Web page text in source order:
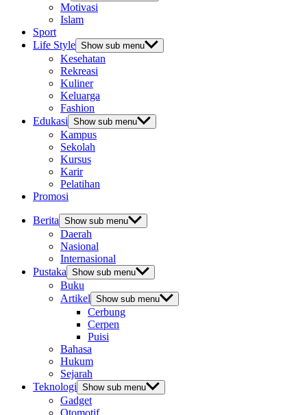
Motivasi
Islam
Sport
Life Style Show sub menu
Kesehatan
Rekreasi
Kuliner
Keluarga
Fashion
Edukasi Show sub menu
Kampus
Sekolah
Kursus
Karir
Pelatihan
Promosi
Berita Show sub menu
Daerah
Nasional
Internasional
Pustaka Show sub menu
Buku
Artikel Show sub menu
Cerbung
Cerpen
Puisi
Bahasa
Hukum
Sejarah
Teknologi Show sub menu
Gadget
Otomotif